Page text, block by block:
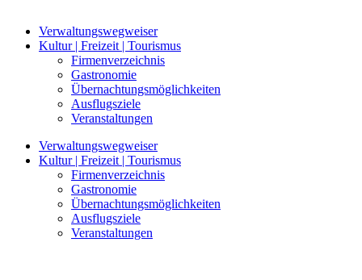
Verwaltungswegweiser
Kultur | Freizeit | Tourismus
Firmenverzeichnis
Gastronomie
Übernachtungsmöglichkeiten
Ausflugsziele
Veranstaltungen
Verwaltungswegweiser
Kultur | Freizeit | Tourismus
Firmenverzeichnis
Gastronomie
Übernachtungsmöglichkeiten
Ausflugsziele
Veranstaltungen